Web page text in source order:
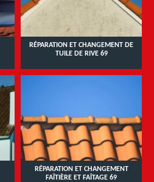
RÉPARATION ET CHANGEMENT DE
TUILE DE RIVE 69
RÉPARATION ET CHANGEMENT
FAÎTIÈRE ET FAÎTAGE 69